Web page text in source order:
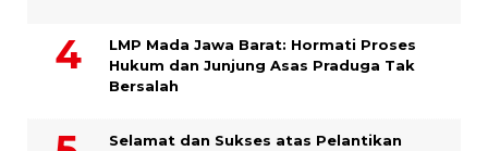
LMP Mada Jawa Barat: Hormati Proses
Hukum dan Junjung Asas Praduga Tak
Bersalah
Selamat dan Sukses atas Pelantikan